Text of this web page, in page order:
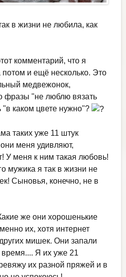
в жизни не любила, как
комментарий, что я
потом и ещё несколько. Это
медвежонок,
фразы "не люблю вязать
каком цвете нужно"?
таких уже 11 штук
меня удивляют,
У меня к ним такая любовь!
мужика я так в жизни не
Сыновья, конечно, не в
же они хорошенькие
их, хотя интернет
мишек. Они запали
Я их уже 21
их разной пряжей и в